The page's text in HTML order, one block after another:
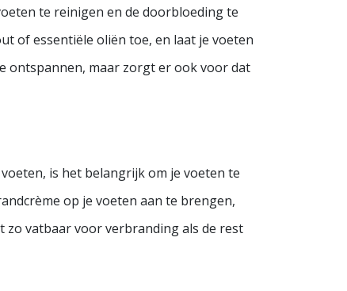
te reinigen en de doorbloeding te
of essentiële oliën toe, en laat je voeten
ontspannen, maar zorgt er ook voor dat
is het belangrijk om je voeten te
op je voeten aan te brengen,
zo vatbaar voor verbranding als de rest